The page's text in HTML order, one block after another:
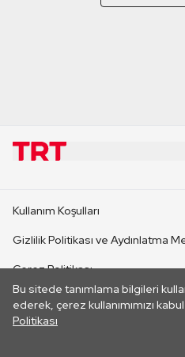
Bu sitede tanımlama bilgileri
ederek, çerez kullanımımızı
Politikası
CANLI YAYINLAR
Kullanım Koşulları
Gizlilik Politikası ve Aydınlatma
Çerez Politikası
İletişim
Her hakkı saklıdır. ©2026